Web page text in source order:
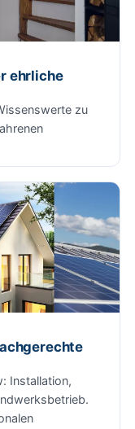
ehrliche
zu
Installation,